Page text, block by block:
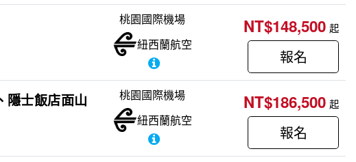
桃園國際機場
紐西蘭航空
NT$148,500 起
報名
隱士飯店面山
桃園國際機場
紐西蘭航空
NT$186,500 起
報名